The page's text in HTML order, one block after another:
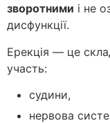
зворотними і не
дисфункції.
Ерекція — це
участь:
судини,
нервова